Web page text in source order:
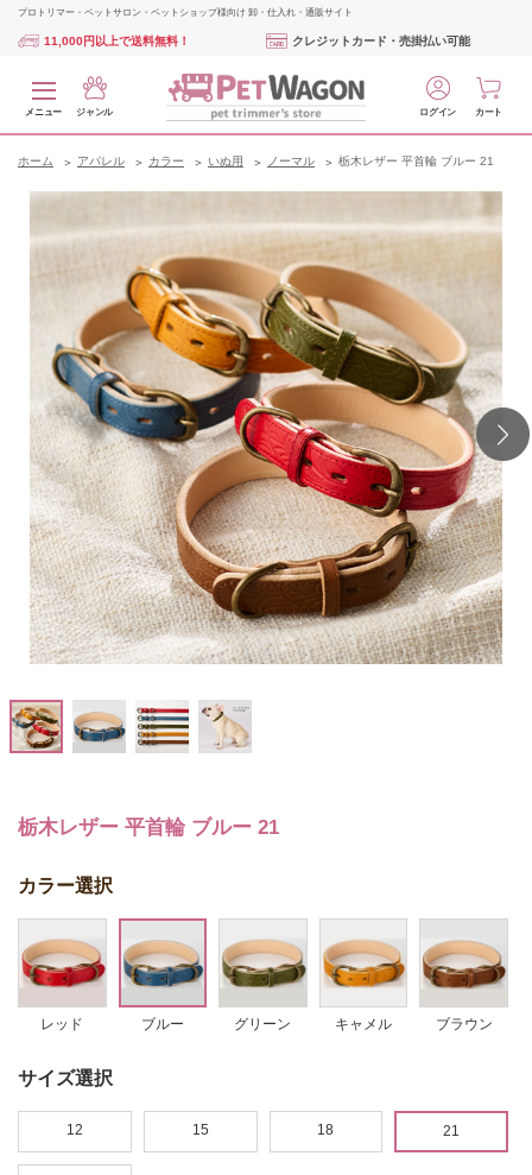
プロトリマー・ペットサロン・ペットショップ様向け 卸・仕入れ・通販サイト
11,000円以上で送料無料！ クレジットカード・売掛払い可能
メニュー ジャンル ログイン カート
ホーム アパレル カラー いぬ用 ノーマル 栃木レザー 平首輪 ブルー 21
栃木レザー 平首輪 ブルー 21
カラー選択
レッド ブルー グリーン キャメル ブラウン
サイズ選択
12 15 18 21